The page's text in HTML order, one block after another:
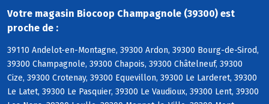
Votre magasin Biocoop Champagnole (39300) est
proche de :
39110 Andelot-en-Montagne, 39300 Ardon, 39300 Bourg-de-Sirod,
39300 Champagnole, 39300 Chapois, 39300 Châtelneuf, 39300
Cize, 39300 Crotenay, 39300 Equevillon, 39300 Le Larderet, 39300
Le Latet, 39300 Le Pasquier, 39300 Le Vaudioux, 39300 Lent, 39300